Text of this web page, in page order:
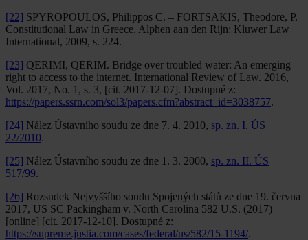
[22] SPYROPOULOS, Philippos C. – FORTSAKIS, Theodore, P.
Constitutional Law in Greece. Alphen aan den Rijn: Kluwer Law
International, 2009, s. 224.
[23] QERIMI, QERIM. Bridge over troubled water: An emerging
right to access to the internet. International Review of Law. 2016,
Vol. 2017, No. 1, s. 3, [cit. 2017-12-07]. Dostupné z:
https://papers.ssrn.com/sol3/papers.cfm?abstract_id=3038757.
[24] Nález Ústavního soudu ze dne 7. 4. 2010, sp. zn. I. ÚS
22/2010.
[25] Nález Ústavního soudu ze dne 1. 3. 2000, sp. zn. II. ÚS
517/99.
[26] Rozsudek Nejvyššího soudu Spojených států ze dne 19. června
2017, US SC Packingham v. North Carolina 582 U.S. (2017)
[online] [cit. 2017-12-10]. Dostupné z:
https://supreme.justia.com/cases/federal/us/582/15-1194/.